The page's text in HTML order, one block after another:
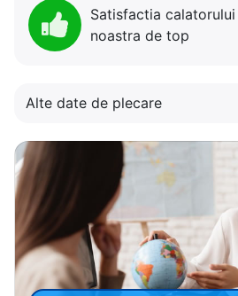
Satisfactia
noastra de top
Alte date de plecare